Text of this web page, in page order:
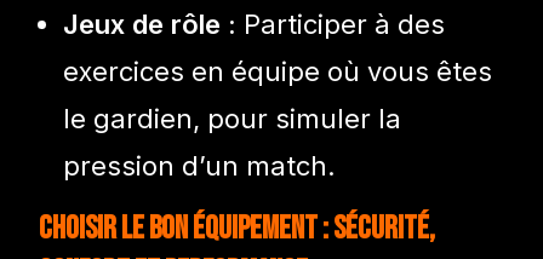
Jeux de rôle : Participer à des
exercices en équipe où vous êtes
le gardien, pour simuler la
pression d’un match.
Choisir le bon équipement : sécurité,